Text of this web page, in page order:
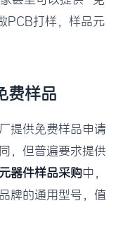
打样，样品元
费样品
提供免费样品申请
，但普遍要求提供
器件样品采购中，
牌的通用型号，值